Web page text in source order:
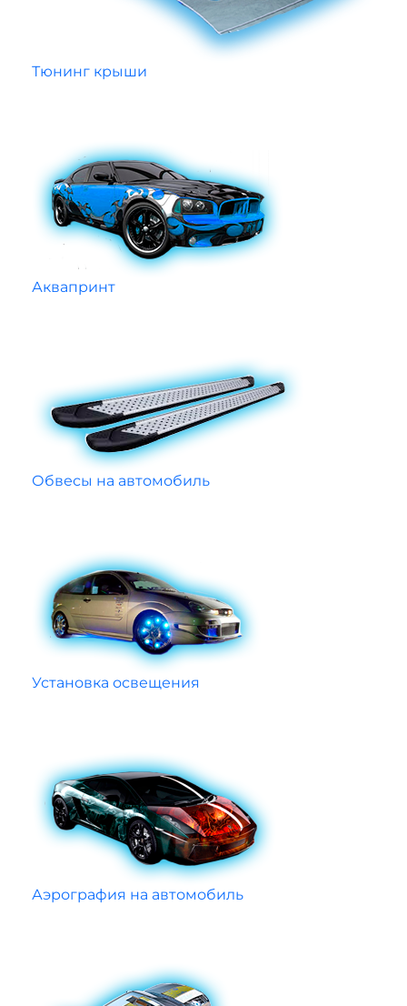
Тюнинг крыши
Аквапринт
Обвесы на автомобиль
Установка освещения
Аэрография на автомобиль